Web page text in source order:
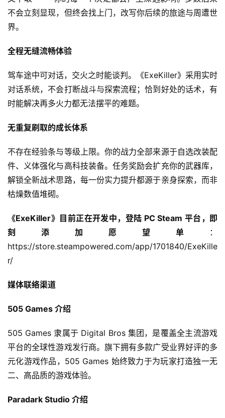
闲
游
0
2
5
十
届
金
茶
奖
月
0
茶
对
接
不会立刻显现，但终会找上门，改写你后续的旅途与周遭世
界。
全程无缝流畅体验
驾车途中可对话，交火之时能谈判。《ExeKiller》采用实时
对话系统，不会打断战斗与探索流程；恰到好处的话术，有
时能解决再多火力都无法摆平的难题。
无重复刷取的成长体系
不存在经验条与等级上限。你的战力全部来源于自选改装配
件、义体强化与高科技装备。任务奖励会扩充你的武器库，
解锁全新战术思路，每一份实力提升都源于亲身探索，而非
枯燥数值堆砌。
《ExeKiller》目前正在开发中，登陆 PC Steam 平台，即
刻添加愿望单
：
https://store.steampowered.com/app/1701840/ExeKille
r/
媒体联络渠道
505 Games 介绍
505 Games 隶属于 Digital Bros 集团，是覆盖全主流游戏
平台的全球性游戏发行商。旗下拥有多款广受业界好评的多
元化游戏作品，505 Games 始终致力于为玩家打造独一无
二、高品质的游戏体验。
Paradark Studio 介绍